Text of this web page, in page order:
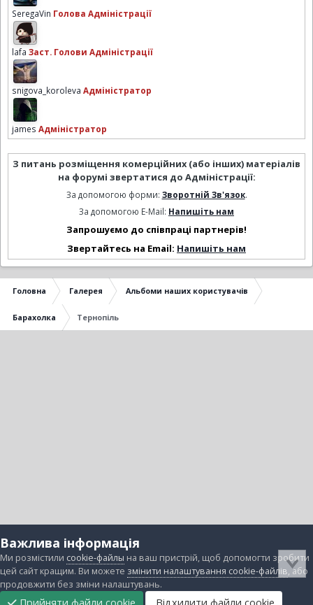
SeregaVin Голова Адміністрації
lafa Заст. Голови Адміністрації
snigova_koroleva Адміністратор
james Адміністратор
З питань розміщення комерційних (або інших) матеріалів
на форумі звертатися до Адміністрації:
За допомогою форми: Зворотній Зв'язок.
За допомогою E-Mail: Напишіть нам
Запрошуємо до співпраці партнерів!
Звертайтесь на Email: Напишіть нам
Головна Галерея Альбоми наших користувачів
Барахолка Тернопіль
Важлива інформація
Ми розмістили cookie-файлы на ваш пристрій, щоб допомогти зробити
цей сайт кращим. Ви можете змінити налаштування cookie-файлів, або
продовжити без зміни налаштувань.